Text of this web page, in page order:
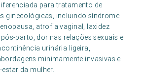
para tratamento de
ginecológicas, incluindo síndrome
atrofia vaginal, laxidez
parto, dor nas relações sexuais e
urinária ligeira,
minimamente invasivas e
da mulher.